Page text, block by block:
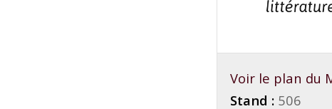
Voir le plan du
Stand : 506